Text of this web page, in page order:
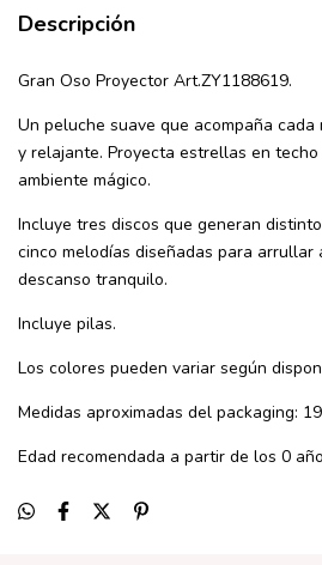
Descripción
Gran Oso Proyector Art.ZY1188619.
Un peluche suave que acompaña
y relajante. Proyecta estrellas en
ambiente mágico.
Incluye tres discos que generan
cinco melodías diseñadas para arrullar
descanso tranquilo.
Incluye pilas.
Los colores pueden variar según
Medidas aproximadas del packaging:
Edad recomendada a partir de los 0